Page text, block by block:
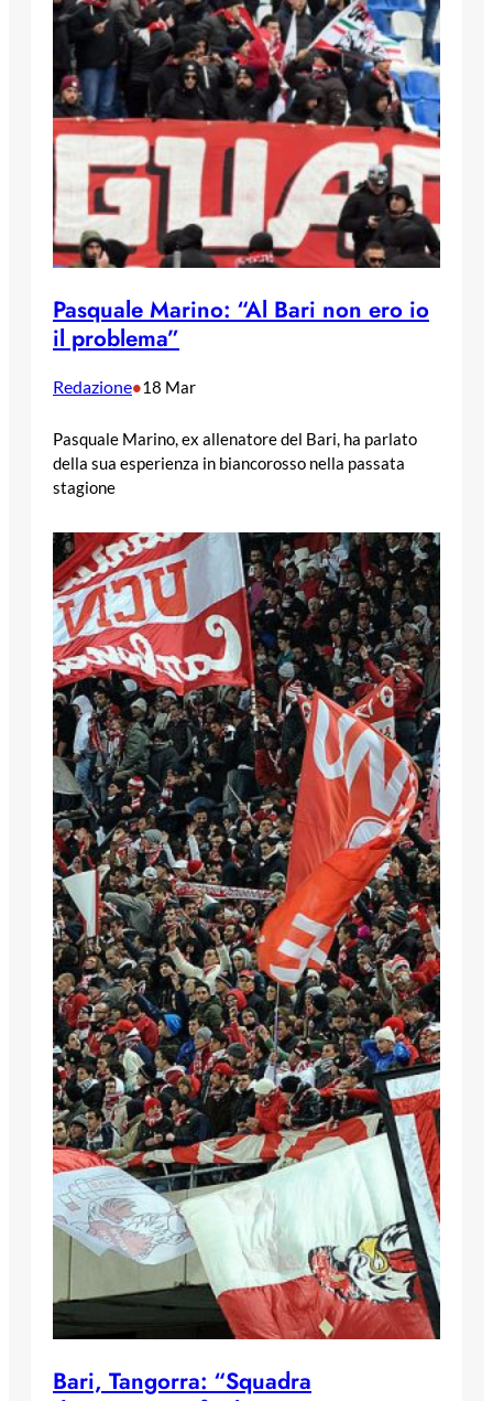
Pasquale Marino: “Al Bari non ero io
il problema”
Redazione•18 Mar
Pasquale Marino, ex allenatore del Bari, ha parlato
della sua esperienza in biancorosso nella passata
stagione
Bari, Tangorra: “Squadra